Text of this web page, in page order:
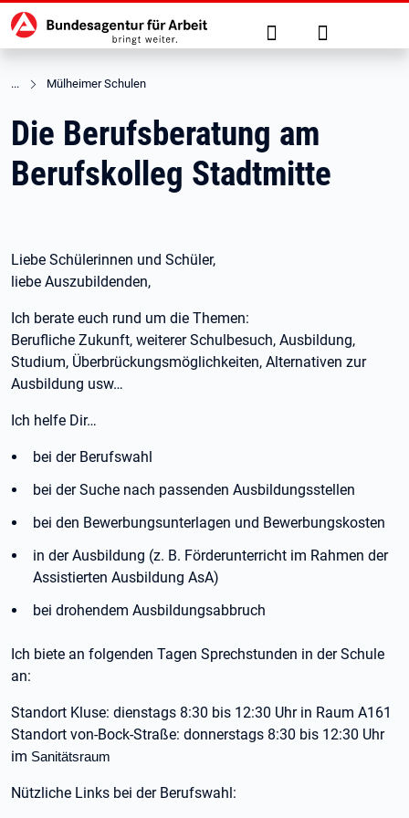
zu den Hauptinhalten springen
Hauptnavigation Suche Anmelden
Mülheimer Schulen
Die Berufsberatung am
Berufskolleg Stadtmitte
Liebe Schülerinnen und Schüler,
liebe Auszubildenden,
Ich berate euch rund um die Themen:
Berufliche Zukunft, weiterer Schulbesuch, Ausbildung,
Studium, Überbrückungsmöglichkeiten, Alternativen zur
Ausbildung usw…
Ich helfe Dir…
bei der Berufswahl
bei der Suche nach passenden Ausbildungsstellen
bei den Bewerbungsunterlagen und Bewerbungskosten
in der Ausbildung (z. B. Förderunterricht im Rahmen der
Assistierten Ausbildung AsA)
bei drohendem Ausbildungsabbruch
Ich biete an folgenden Tagen Sprechstunden in der Schule
an:
Standort Kluse: dienstags 8:30 bis 12:30 Uhr in Raum A161
Standort von-Bock-Straße: donnerstags 8:30 bis 12:30 Uhr
im Sanitätsraum
Nützliche Links bei der Berufswahl: